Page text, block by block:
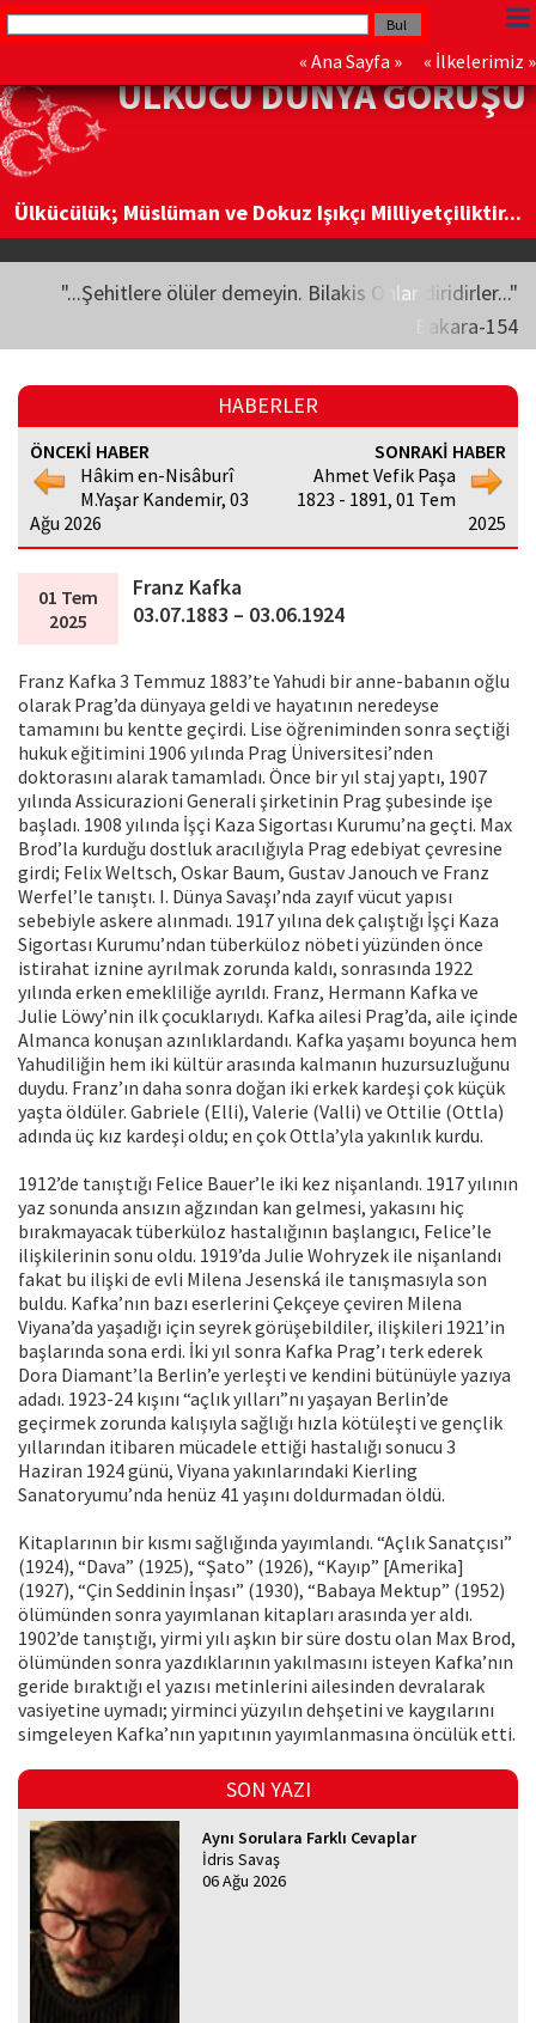
« Ana Sayfa » « İlkelerimiz »
ÜLKÜCÜ DÜNYA GÖRÜŞÜ
Ülkücülük; Müslüman ve Dokuz Işıkçı Milliyetçiliktir...
"...Şehitlere ölüler demeyin. Bilakis Onlar diridirler..."
Bakara-154
HABERLER
ÖNCEKİ HABER
Hâkim en-Nisâburî
M.Yaşar Kandemir, 03
Ağu 2026
SONRAKİ HABER
Ahmet Vefik Paşa
1823 - 1891, 01 Tem
2025
01 Tem
2025
Franz Kafka
03.07.1883 – 03.06.1924
Franz Kafka 3 Temmuz 1883’te Yahudi bir anne-babanın oğlu
olarak Prag’da dünyaya geldi ve hayatının neredeyse
tamamını bu kentte geçirdi. Lise öğreniminden sonra seçtiği
hukuk eğitimini 1906 yılında Prag Üniversitesi’nden
doktorasını alarak tamamladı. Önce bir yıl staj yaptı, 1907
yılında Assicurazioni Generali şirketinin Prag şubesinde işe
başladı. 1908 yılında İşçi Kaza Sigortası Kurumu’na geçti. Max
Brod’la kurduğu dostluk aracılığıyla Prag edebiyat çevresine
girdi; Felix Weltsch, Oskar Baum, Gustav Janouch ve Franz
Werfel’le tanıştı. I. Dünya Savaşı’nda zayıf vücut yapısı
sebebiyle askere alınmadı. 1917 yılına dek çalıştığı İşçi Kaza
Sigortası Kurumu’ndan tüberküloz nöbeti yüzünden önce
istirahat iznine ayrılmak zorunda kaldı, sonrasında 1922
yılında erken emekliliğe ayrıldı. Franz, Hermann Kafka ve
Julie Löwy’nin ilk çocuklarıydı. Kafka ailesi Prag’da, aile içinde
Almanca konuşan azınlıklardandı. Kafka yaşamı boyunca hem
Yahudiliğin hem iki kültür arasında kalmanın huzursuzluğunu
duydu. Franz’ın daha sonra doğan iki erkek kardeşi çok küçük
yaşta öldüler. Gabriele (Elli), Valerie (Valli) ve Ottilie (Ottla)
adında üç kız kardeşi oldu; en çok Ottla’yla yakınlık kurdu.
1912’de tanıştığı Felice Bauer’le iki kez nişanlandı. 1917 yılının
yaz sonunda ansızın ağzından kan gelmesi, yakasını hiç
bırakmayacak tüberküloz hastalığının başlangıcı, Felice’le
ilişkilerinin sonu oldu. 1919’da Julie Wohryzek ile nişanlandı
fakat bu ilişki de evli Milena Jesenská ile tanışmasıyla son
buldu. Kafka’nın bazı eserlerini Çekçeye çeviren Milena
Viyana’da yaşadığı için seyrek görüşebildiler, ilişkileri 1921’in
başlarında sona erdi. İki yıl sonra Kafka Prag’ı terk ederek
Dora Diamant’la Berlin’e yerleşti ve kendini bütünüyle yazıya
adadı. 1923-24 kışını “açlık yılları”nı yaşayan Berlin’de
geçirmek zorunda kalışıyla sağlığı hızla kötüleşti ve gençlik
yıllarından itibaren mücadele ettiği hastalığı sonucu 3
Haziran 1924 günü, Viyana yakınlarındaki Kierling
Sanatoryumu’nda henüz 41 yaşını doldurmadan öldü.
Kitaplarının bir kısmı sağlığında yayımlandı. “Açlık Sanatçısı”
(1924), “Dava” (1925), “Şato” (1926), “Kayıp” [Amerika]
(1927), “Çin Seddinin İnşası” (1930), “Babaya Mektup” (1952)
ölümünden sonra yayımlanan kitapları arasında yer aldı.
1902’de tanıştığı, yirmi yılı aşkın bir süre dostu olan Max Brod,
ölümünden sonra yazdıklarının yakılmasını isteyen Kafka’nın
geride bıraktığı el yazısı metinlerini ailesinden devralarak
vasiyetine uymadı; yirminci yüzyılın dehşetini ve kaygılarını
simgeleyen Kafka’nın yapıtının yayımlanmasına öncülük etti.
SON YAZI
Aynı Sorulara Farklı Cevaplar
İdris Savaş
06 Ağu 2026